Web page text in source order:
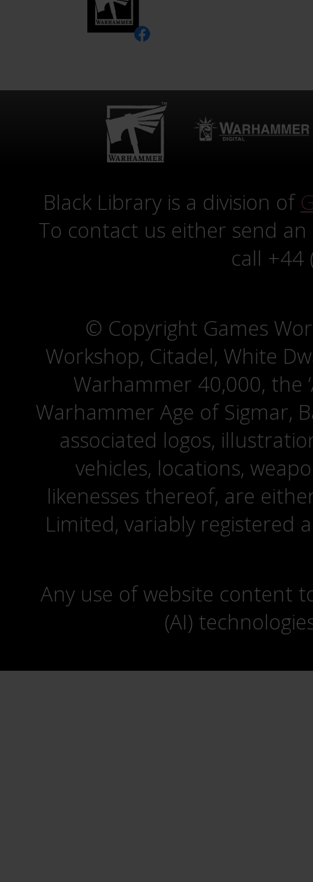
Black Library is a division of
To contact us either send
call +44
© Copyright Games
Workshop, Citadel, White
Warhammer 40,000, the
Warhammer Age of Sigmar,
associated logos,
vehicles, locations,
likenesses thereof, are
Limited, variably registered
Any use of website content
(AI)